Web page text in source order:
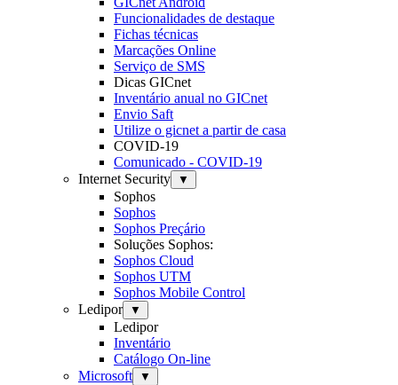
Funcionalidades de destaque
Fichas técnicas
Marcações Online
Serviço de SMS
Dicas GICnet
Inventário anual no GICnet
Envio Saft
Utilize o gicnet a partir de casa
COVID-19
Comunicado - COVID-19
Internet Security
▼
Sophos
Sophos
Sophos Preçário
Soluções Sophos:
Sophos Cloud
Sophos UTM
Sophos Mobile Control
Ledipor
▼
Ledipor
Inventário
Catálogo On-line
Microsoft
▼